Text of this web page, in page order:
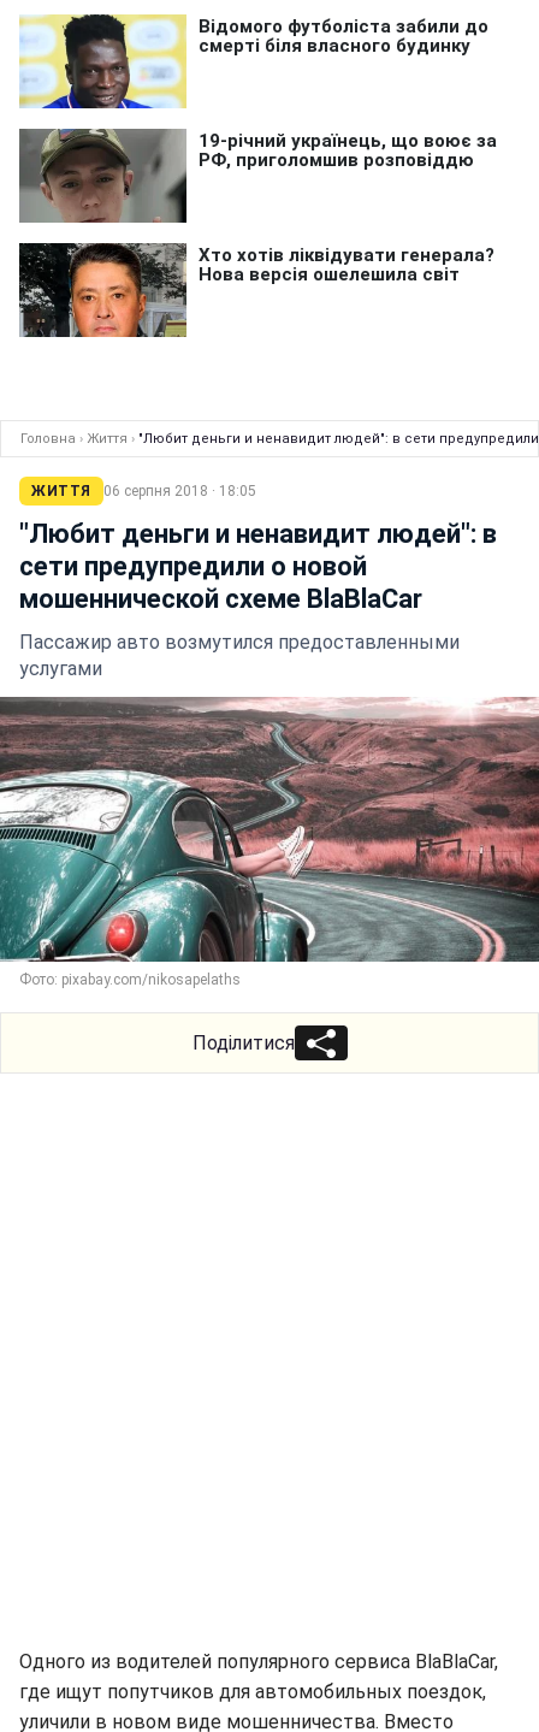
Головна › Життя › "Любит деньги и ненавидит людей": в сети
ЖИТТЯ 06 серпня 2018 · 18:05
"Любит деньги и ненавидит людей": в
сети предупредили о новой
мошеннической схеме BlaBlaCar
Пассажир авто возмутился предоставленными
услугами
Фото: pixabay.com/nikosapelaths
Поділитися
Одного из водителей популярного сервиса BlaBlaCar,
где ищут попутчиков для автомобильных поездок,
уличили в новом виде мошенничества. Вместо